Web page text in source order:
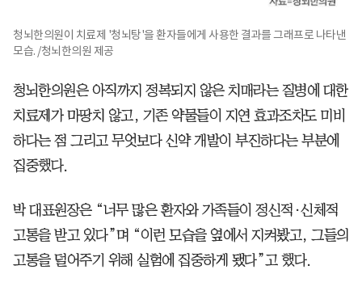
청뇌한의원이 치료제 '청뇌탕'을 환자들에게 사용한 결과를 그래프로 나타낸
모습. /청뇌한의원 제공
청뇌한의원은 아직까지 정복되지 않은 치매라는 질병에 대한
치료제가 마땅치 않고, 기존 약물들이 지연 효과조차도 미비
하다는 점 그리고 무엇보다 신약 개발이 부진하다는 부분에
집중했다.
박 대표원장은 “너무 많은 환자와 가족들이 정신적·신체적
고통을 받고 있다”며 “이런 모습을 옆에서 지켜봤고, 그들의
고통을 덜어주기 위해 실험에 집중하게 됐다”고 했다.